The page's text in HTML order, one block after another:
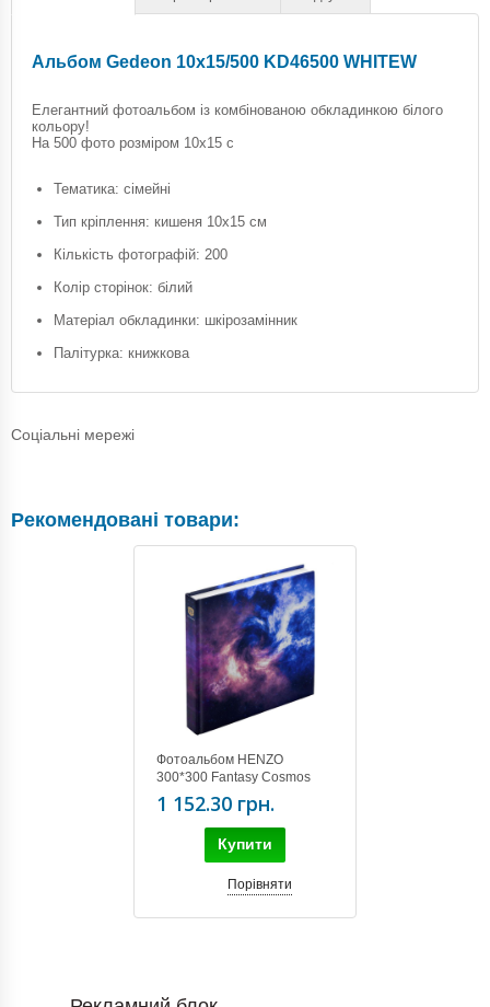
Альбом Gedeon 10х15/500 KD46500 WHITEW
Елегантний фотоальбом із комбінованою обкладинкою білого
кольору!
На 500 фото розміром 10х15 с
Тематика: сімейні
Тип кріплення: кишеня 10х15 см
Кількість фотографій: 200
Колір сторінок: білий
Матеріал обкладинки: шкірозамінник
Палітурка: книжкова
Соціальні мережі
Рекомендовані товари:
Фотоальбом HENZO
300*300 Fantasy Cosmos
10.738.00
1 152.30 грн.
Купити
Порівняти